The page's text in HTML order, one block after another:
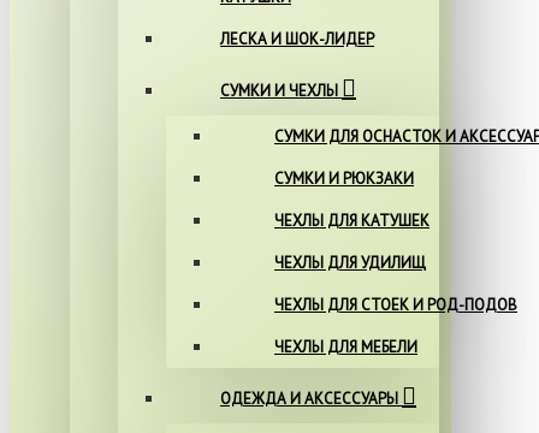
ЛЕСКА И ШОК-ЛИДЕР
СУМКИ И ЧЕХЛЫ
СУМКИ ДЛЯ ОСНАСТОК И
СУМКИ И РЮКЗАКИ
ЧЕХЛЫ ДЛЯ КАТУШЕК
ЧЕХЛЫ ДЛЯ УДИЛИЩ
ЧЕХЛЫ ДЛЯ СТОЕК И РОД-ПОДОВ
ЧЕХЛЫ ДЛЯ МЕБЕЛИ
ОДЕЖДА И АКСЕССУАРЫ